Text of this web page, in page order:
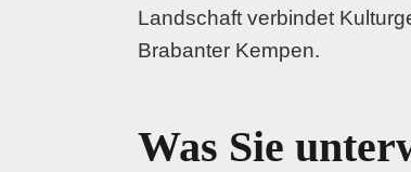
Landschaft verbindet
Brabanter Kempen.
Was Sie